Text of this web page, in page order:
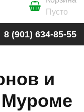
Пусто
8 (901) 634-85-55
и